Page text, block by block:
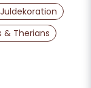
& Therians